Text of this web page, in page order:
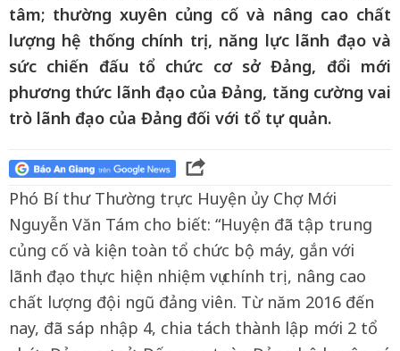
tâm; thường xuyên củng cố và nâng cao chất
lượng hệ thống chính trị, năng lực lãnh đạo và
sức chiến đấu tổ chức cơ sở Đảng, đổi mới
phương thức lãnh đạo của Đảng, tăng cường vai
trò lãnh đạo của Đảng đối với tổ tự quản.
Phó Bí thư Thường trực Huyện ủy Chợ Mới
Nguyễn Văn Tám cho biết: “Huyện đã tập trung
củng cố và kiện toàn tổ chức bộ máy, gắn với
lãnh đạo thực hiện nhiệm vụ chính trị, nâng cao
chất lượng đội ngũ đảng viên. Từ năm 2016 đến
nay, đã sáp nhập 4, chia tách thành lập mới 2 tổ